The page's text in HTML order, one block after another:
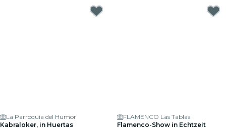
La Parroquia del Humor
Kabraloker, in Huertas
FLAMENCO Las Tablas
Flamenco-Show in Echtzeit